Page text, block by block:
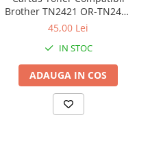
})
'UA-43066370-1',
Brother TN2421 OR-TN2421
Orink Black
45,00 Lei
IN STOC
ADAUGA IN COS